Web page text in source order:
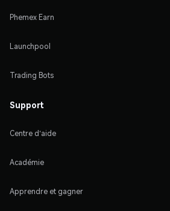
Phemex Earn
Launchpool
Trading Bots
Support
Centre d'aide
Académie
Apprendre et gagner